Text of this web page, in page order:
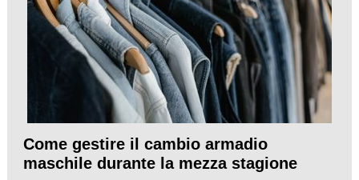
Come gestire il cambio armadio
maschile durante la mezza stagione